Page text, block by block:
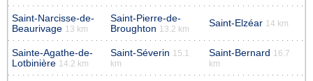
Saint-Narcisse-de-
Beaurivage 13 km
Saint-Pierre-de-
Broughton 13.2 km
Saint-Elzéar 14 km
Sainte-Agathe-de-
Lotbinière 14.2 km
Saint-Séverin 15.1
km
Saint-Bernard 16.7
km